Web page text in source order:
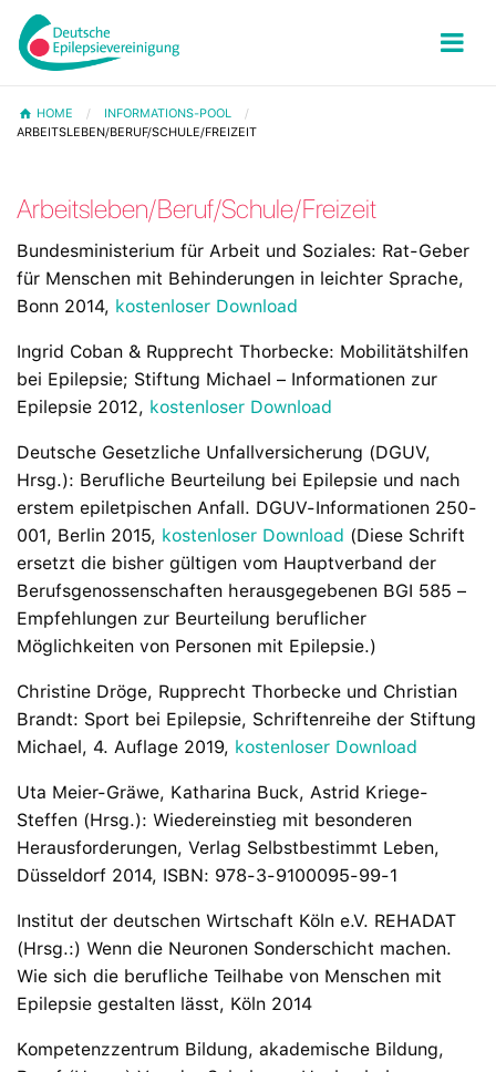
HOME
INFORMATIONS-POOL
ARBEITSLEBEN/BERUF/SCHULE/FREIZEIT
Arbeitsleben/Beruf/Schule/Freizeit
Bundesministerium für Arbeit und Soziales: Rat-Geber
für Menschen mit Behinderungen in leichter Sprache,
Bonn 2014, kostenloser Download
Ingrid Coban & Rupprecht Thorbecke: Mobilitätshilfen
bei Epilepsie; Stiftung Michael – Informationen zur
Epilepsie 2012, kostenloser Download
Deutsche Gesetzliche Unfallversicherung (DGUV,
Hrsg.): Berufliche Beurteilung bei Epilepsie und nach
erstem epiletpischen Anfall. DGUV-Informationen 250-
001, Berlin 2015, kostenloser Download (Diese Schrift
ersetzt die bisher gültigen vom Hauptverband der
Berufsgenossenschaften herausgegebenen BGI 585 –
Empfehlungen zur Beurteilung beruflicher
Möglichkeiten von Personen mit Epilepsie.)
Christine Dröge, Rupprecht Thorbecke und Christian
Brandt: Sport bei Epilepsie, Schriftenreihe der Stiftung
Michael, 4. Auflage 2019, kostenloser Download
Uta Meier-Gräwe, Katharina Buck, Astrid Kriege-
Steffen (Hrsg.): Wiedereinstieg mit besonderen
Herausforderungen, Verlag Selbstbestimmt Leben,
Düsseldorf 2014, ISBN: 978-3-9100095-99-1
Institut der deutschen Wirtschaft Köln e.V. REHADAT
(Hrsg.:) Wenn die Neuronen Sonderschicht machen.
Wie sich die berufliche Teilhabe von Menschen mit
Epilepsie gestalten lässt, Köln 2014
Kompetenzzentrum Bildung, akademische Bildung,